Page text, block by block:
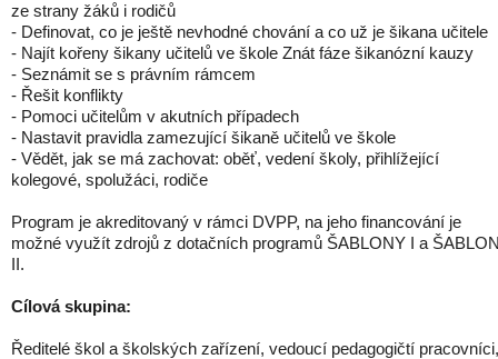
ze strany žáků i rodičů
- Definovat, co je ještě nevhodné chování a co už je šikana učitele
- Najít kořeny šikany učitelů ve škole Znát fáze šikanózní kauzy
- Seznámit se s právním rámcem
- Řešit konflikty
- Pomoci učitelům v akutních případech
- Nastavit pravidla zamezující šikaně učitelů ve škole
- Vědět, jak se má zachovat: oběť, vedení školy, přihlížející
kolegové, spolužáci, rodiče
Program je akreditovaný v rámci DVPP, na jeho financování je
možné využít zdrojů z dotačních programů ŠABLONY I a
II.
Cílová skupina:
Ředitelé škol a školských zařízení, vedoucí pedagogičtí pracovníci,